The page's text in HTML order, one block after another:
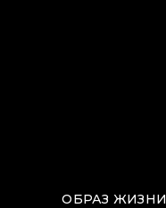
ОБРАЗ ЖИЗНИ